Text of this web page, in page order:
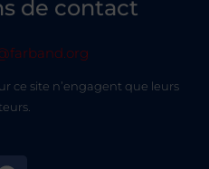
de contact
ce site n’engagent que leurs